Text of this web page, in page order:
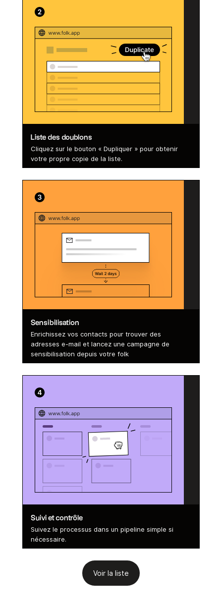
Liste des doublons
Cliquez sur le bouton « Dupliquer » pour obtenir
votre propre copie de la liste.
Sensibilisation
Enrichissez vos contacts pour trouver des
adresses e-mail et lancez une campagne de
sensibilisation depuis votre folk
Suivi et contrôle
Suivez le processus dans un pipeline simple si
nécessaire.
Voir la liste